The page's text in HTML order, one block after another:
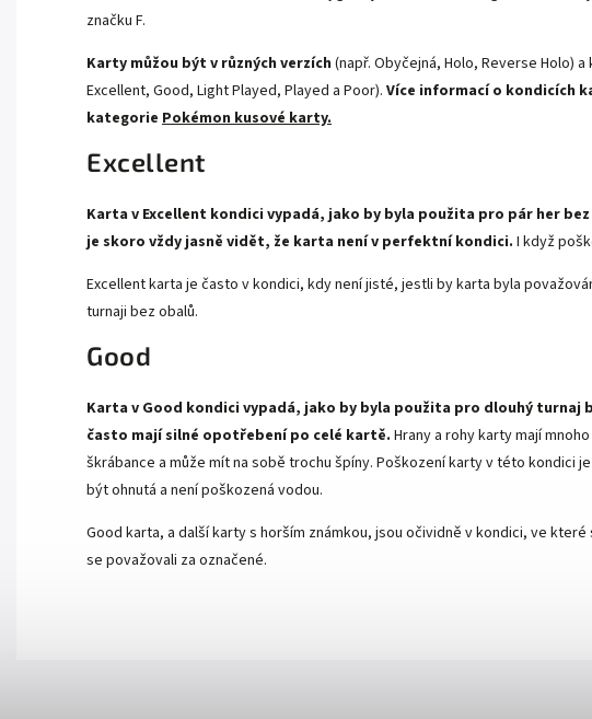
značku F.
Karty můžou být v různých verzích (např. Obyčejná, Holo, Reverse Holo)
Excellent, Good, Light Played, Played a Poor). Více informací o kondicích
kategorie Pokémon kusové karty.
Excellent
Karta v Excellent kondici vypadá, jako by byla použita pro pár her
je skoro vždy jasně vidět, že karta není v perfektní kondici. I když
Excellent karta je často v kondici, kdy není jisté, jestli by karta byla
turnaji bez obalů.
Good
Karta v Good kondici vypadá, jako by byla použita pro dlouhý turnaj
často mají silné opotřebení po celé kartě. Hrany a rohy karty mají
škrábance a může mít na sobě trochu špíny. Poškození karty v této kondici
být ohnutá a není poškozená vodou.
Good karta, a další karty s horším známkou, jsou očividně v kondici, ve
se považovali za označené.